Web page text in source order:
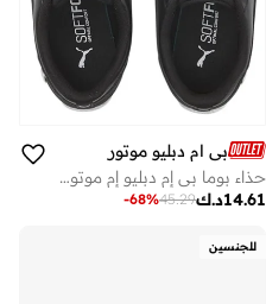
بي ام دبليو موتور سبورت
حذاء بوما بي إم دبليو إم موتورسبورت نيو كات الرياضي
د.ك14.61
45.29
-68%
للجنسين